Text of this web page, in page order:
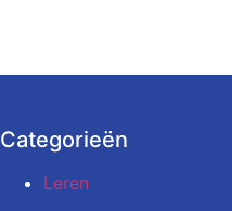
Categorieën
Leren